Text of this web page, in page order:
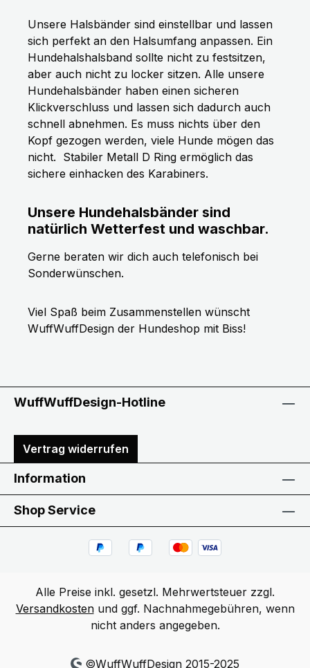
Unsere Halsbänder sind einstellbar und lassen
sich perfekt an den Halsumfang anpassen. Ein
Hundehalshalsband sollte nicht zu festsitzen,
aber auch nicht zu locker sitzen. Alle unsere
Hundehalsbänder haben einen sicheren
Klickverschluss und lassen sich dadurch auch
schnell abnehmen. Es muss nichts über den
Kopf gezogen werden, viele Hunde mögen das
nicht. Stabiler Metall D Ring ermöglich das
sichere einhacken des Karabiners.
Unsere Hundehalsbänder sind
natürlich Wetterfest und waschbar.
Gerne beraten wir dich auch telefonisch bei
Sonderwünschen.
Viel Spaß beim Zusammenstellen wünscht
WuffWuffDesign der Hundeshop mit Biss!
WuffWuffDesign-Hotline
Vertrag widerrufen
Information
Shop Service
Alle Preise inkl. gesetzl. Mehrwertsteuer zzgl.
Versandkostenund ggf. Nachnahmegebühren, wenn
nicht anders angegeben.
©WuffWuffDesign 2015-2025